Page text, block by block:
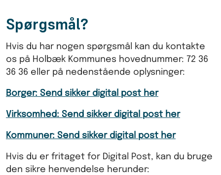
Spørgsmål?
Hvis du har nogen spørgsmål kan du kontakte
os på Holbæk Kommunes hovednummer: 72 36
36 36 eller på nedenstående oplysninger:
Borger: Send sikker digital post her
Virksomhed: Send sikker digital post her
Kommuner: Send sikker digital post her
Hvis du er fritaget for Digital Post, kan du bruge
den sikre henvendelse herunder: